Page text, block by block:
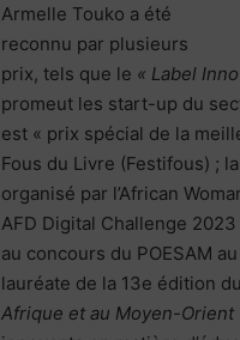
Armelle Touko a été
reconnu par plusieurs
prix, tels que le « Label
promeut les start-up du
est « prix spécial de la
Fous du Livre (Festifous) ;
organisé par l’African
AFD Digital Challenge
au concours du POESAM
lauréate de la 13e édition du
Afrique et au Moyen-Orient